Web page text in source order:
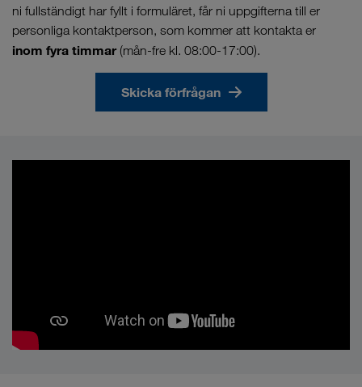
ni fullständigt har fyllt i formuläret, får ni uppgifterna till er
personliga kontaktperson, som kommer att kontakta er
inom fyra timmar(mån-fre kl. 08:00-17:00).
Skicka förfrågan